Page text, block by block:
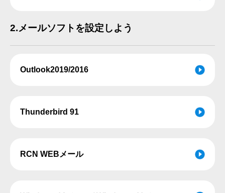
2.メールソフトを設定しよう
Outlook2019/2016
Thunderbird 91
RCN WEBメール